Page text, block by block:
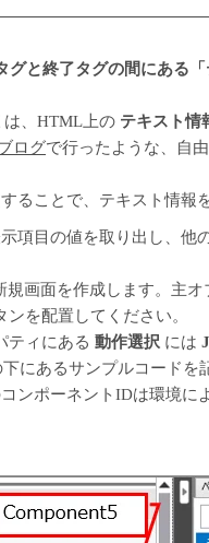
グと終了タグの間にある
は、HTML上の テキスト情
ログで行ったような、自
ることで、テキスト情報
項目の値を取り出し、他
規画面を作成します。主
を配置してください。
ティにある 動作選択 には
にあるサンプルコードを
ンポーネントIDは環境に